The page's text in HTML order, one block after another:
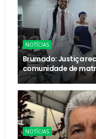
NOTÍCIAS
Brumado: Justiça
comunidade de
NOTÍCIAS